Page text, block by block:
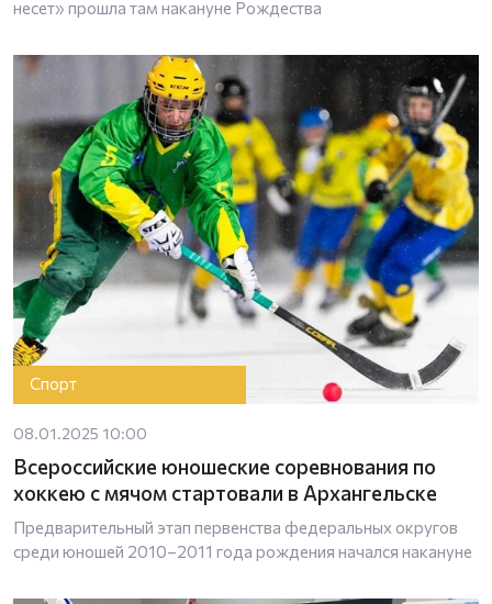
несет» прошла там накануне Рождества
Спорт
08.01.2025 10:00
Всероссийские юношеские соревнования по
хоккею с мячом стартовали в Архангельске
Предварительный этап первенства федеральных округов
среди юношей 2010–2011 года рождения начался накануне